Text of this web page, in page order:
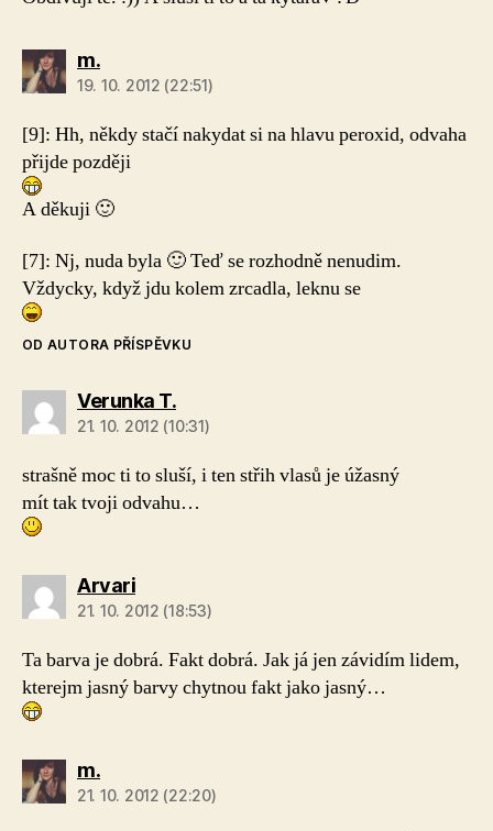
m.
19. 10. 2012 (22:51)
[9]: Hh, někdy stačí nakydat si na hlavu peroxid, odvaha
přijde později
A děkuji 🙂
[7]: Nj, nuda byla 🙂 Teď se rozhodně nenudim.
Vždycky, když jdu kolem zrcadla, leknu se
OD AUTORA PŘÍSPĚVKU
Verunka T.
21. 10. 2012 (10:31)
strašně moc ti to sluší, i ten střih vlasů je úžasný
mít tak tvoji odvahu…
Arvari
21. 10. 2012 (18:53)
Ta barva je dobrá. Fakt dobrá. Jak já jen závidím lidem,
kterejm jasný barvy chytnou fakt jako jasný…
m.
21. 10. 2012 (22:20)